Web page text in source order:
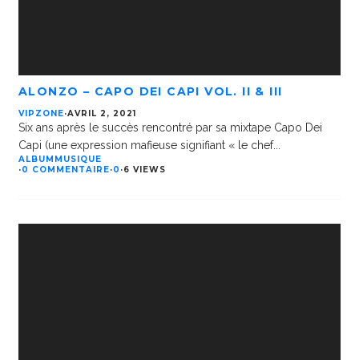
ALONZO – CAPO DEI CAPI VOL. II & III
VIPZONE·AVRIL 2, 2021
Six ans après le succès rencontré par sa mixtape Capo Dei
Capi (une expression mafieuse signifiant « le chef...
ALBUM MUSIQUE
·0 COMMENTAIRE·0 ·6 VIEWS